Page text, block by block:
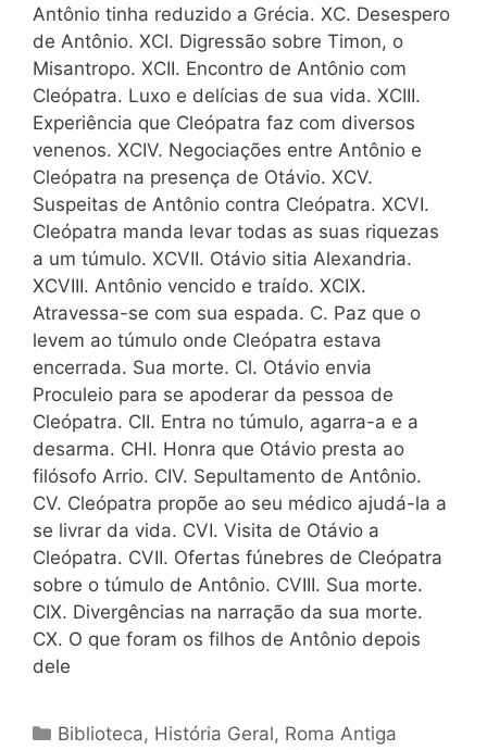
Antônio tinha reduzido a Grécia. XC. Desespero
de Antônio. XCI. Digressão sobre Timon, o
Misantropo. XCII. Encontro de Antônio com
Cleópatra. Luxo e delícias de sua vida. XCIII.
Experiência que Cleópatra faz com diversos
venenos. XCIV. Negociações entre Antônio e
Cleópatra na presença de Otávio. XCV.
Suspeitas de Antônio contra Cleópatra. XCVI.
Cleópatra manda levar todas as suas riquezas
a um túmulo. XCVII. Otávio sitia Alexandria.
XCVIII. Antônio vencido e traído. XCIX.
Atravessa-se com sua espada. C. Paz que o
levem ao túmulo onde Cleópatra estava
encerrada. Sua morte. Cl. Otávio envia
Proculeio para se apoderar da pessoa de
Cleópatra. CII. Entra no túmulo, agarra-a e a
desarma. CHI. Honra que Otávio presta ao
filósofo Arrio. CIV. Sepultamento de Antônio.
CV. Cleópatra propõe ao seu médico ajudá-la a
se livrar da vida. CVI. Visita de Otávio a
Cleópatra. CVII. Ofertas fúnebres de Cleópatra
sobre o túmulo de Antônio. CVIII. Sua morte.
CIX. Divergências na narração da sua morte.
CX. O que foram os filhos de Antônio depois
dele
Categorias
Biblioteca, História Geral, Roma Antiga